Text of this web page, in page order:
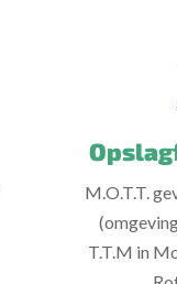
M.O.T.T.
T.T.M in